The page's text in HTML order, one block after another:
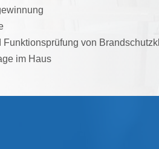
Funktionsprüfung von
im Haus